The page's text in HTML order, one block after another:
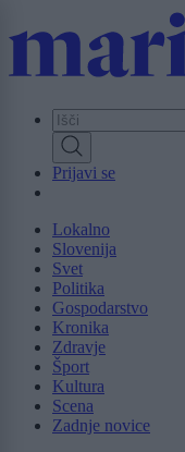
to
content
Prijavi se
Lokalno
Slovenija
Svet
Politika
Gospodarstvo
Kronika
Zdravje
Šport
Kultura
Scena
Zadnje novice